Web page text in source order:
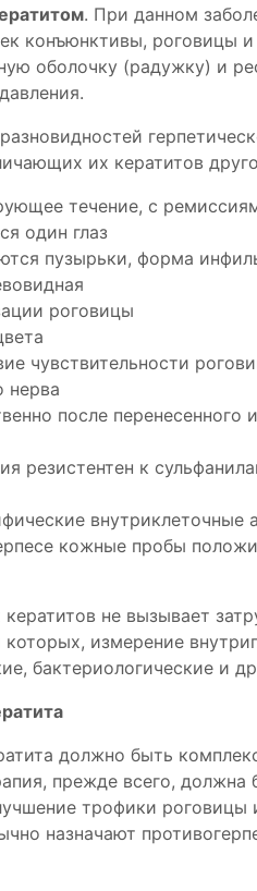
. При данном
конъюнктивы, роговицы
оболочку (радужку) и
их кератитов
течение, с
один глаз
пузырьки, форма
роговицы
чувствительности
нерва
после перенесенного
резистентен к
внутриклеточные
кожные пробы
не вызывает
измерение
бактериологические и
должно быть
прежде всего, должна
трофики
назначают